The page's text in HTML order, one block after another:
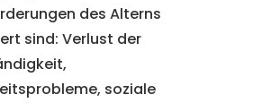
des Alterns
sind: Verlust der
soziale